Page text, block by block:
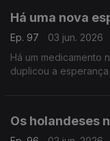
Há uma nova
Ep. 97
03 jun. 2026
Há um medicamento
duplicou a
Os holandeses